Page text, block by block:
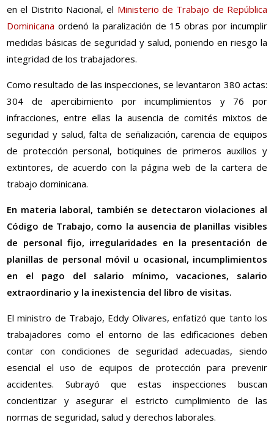
en el Distrito Nacional, el Ministerio de Trabajo de República
Dominicana ordenó la paralización de 15 obras por incumplir
medidas básicas de seguridad y salud, poniendo en riesgo la
integridad de los trabajadores.
Como resultado de las inspecciones, se levantaron 380 actas:
304 de apercibimiento por incumplimientos y 76 por
infracciones, entre ellas la ausencia de comités mixtos de
seguridad y salud, falta de señalización, carencia de equipos
de protección personal, botiquines de primeros auxilios y
extintores, de acuerdo con la página web de la cartera de
trabajo dominicana.
En materia laboral, también se detectaron violaciones al
Código de Trabajo, como la ausencia de planillas visibles
de personal fijo, irregularidades en la presentación de
planillas de personal móvil u ocasional, incumplimientos
en el pago del salario mínimo, vacaciones, salario
extraordinario y la inexistencia del libro de visitas.
El ministro de Trabajo, Eddy Olivares, enfatizó que tanto los
trabajadores como el entorno de las edificaciones deben
contar con condiciones de seguridad adecuadas, siendo
esencial el uso de equipos de protección para prevenir
accidentes. Subrayó que estas inspecciones buscan
concientizar y asegurar el estricto cumplimiento de las
normas de seguridad, salud y derechos laborales.